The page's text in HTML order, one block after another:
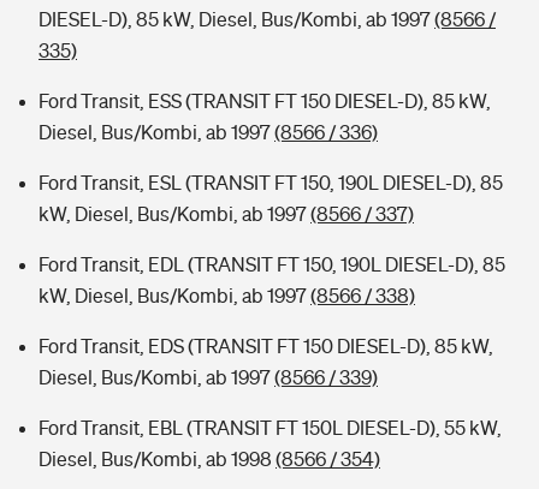
DIESEL-D), 85 kW, Diesel, Bus/Kombi, ab 1997(8566 /
335)
Ford Transit, ESS (TRANSIT FT 150 DIESEL-D), 85 kW,
Diesel, Bus/Kombi, ab 1997(8566 / 336)
Ford Transit, ESL (TRANSIT FT 150, 190L DIESEL-D), 85
kW, Diesel, Bus/Kombi, ab 1997(8566 / 337)
Ford Transit, EDL (TRANSIT FT 150, 190L DIESEL-D), 85
kW, Diesel, Bus/Kombi, ab 1997(8566 / 338)
Ford Transit, EDS (TRANSIT FT 150 DIESEL-D), 85 kW,
Diesel, Bus/Kombi, ab 1997(8566 / 339)
Ford Transit, EBL (TRANSIT FT 150L DIESEL-D), 55 kW,
Diesel, Bus/Kombi, ab 1998 (8566 / 354)